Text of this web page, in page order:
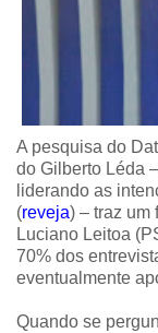
A pesquisa do
do Gilberto Léda
liderando as
(reveja) – traz um
Luciano Leitoa
70% dos
eventualmente
Quando se